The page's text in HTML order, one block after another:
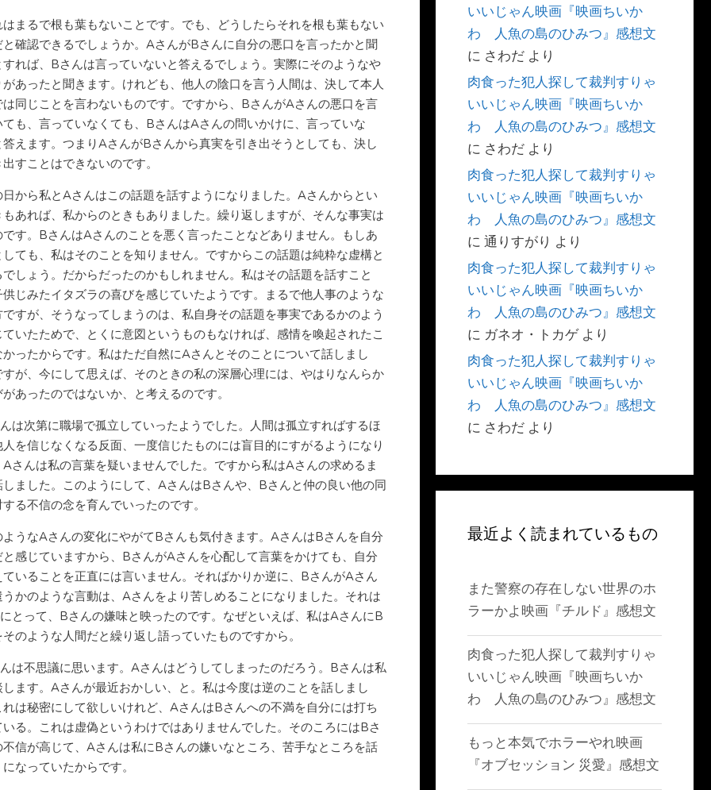
まるで根も葉もないことです。でも、どうしたらそれを根も葉もない
確認できるでしょうか。AさんがBさんに自分の悪口を言ったかと聞
れば、Bさんは言っていないと答えるでしょう。実際にそのようなや
あったと聞きます。けれども、他人の陰口を言う人間は、決して本人
は同じことを言わないものです。ですから、BさんがAさんの悪口を言
も、言っていなくても、BさんはAさんの問いかけに、言っていな
えます。つまりAさんがBさんから真実を引き出そうとしても、決し
すことはできないのです。
から私とAさんはこの話題を話すようになりました。Aさんからとい
あれば、私からのときもありました。繰り返しますが、そんな事実は
す。BさんはAさんのことを悪く言ったことなどありません。もしあ
ても、私はそのことを知りません。ですからこの話題は純粋な虚構と
しょう。だからだったのかもしれません。私はその話題を話すこと
じみたイタズラの喜びを感じていたようです。まるで他人事のような
すが、そうなってしまうのは、私自身その話題を事実であるかのよう
いたためで、とくに意図というものもなければ、感情を喚起されたこ
ったからです。私はただ自然にAさんとそのことについて話しまし
が、今にして思えば、そのときの私の深層心理には、やはりなんらか
あったのではないか、と考えるのです。
次第に職場で孤立していったようでした。人間は孤立すればするほ
を信じなくなる反面、一度信じたものには盲目的にすがるようになり
さんは私の言葉を疑いませんでした。ですから私はAさんの求めるま
しました。このようにして、AさんはBさんや、Bさんと仲の良い他の同
る不信の念を育んでいったのです。
うなAさんの変化にやがてBさんも気付きます。AさんはBさんを自分
感じていますから、BさんがAさんを心配して言葉をかけても、自分
いることを正直には言いません。そればかりか逆に、BさんがAさん
かのような言動は、Aさんをより苦しめることになりました。それは
とって、Bさんの嫌味と映ったのです。なぜといえば、私はAさんにB
のような人間だと繰り返し語っていたものですから。
不思議に思います。Aさんはどうしてしまったのだろう。Bさんは私
ます。Aさんが最近おかしい、と。私は今度は逆のことを話しまし
は秘密にして欲しいけれど、AさんはBさんへの不満を自分には打ち
る。これは虚偽というわけではありませんでした。そのころにはBさ
不信が高じて、Aさんは私にBさんの嫌いなところ、苦手なところを話
なっていたからです。
いいじゃん映画『映画ちいか
わ 人魚の島のひみつ』感想文
に さわだ より
肉食った犯人探して裁判すりゃ
いいじゃん映画『映画ちいか
わ 人魚の島のひみつ』感想文
に さわだ より
肉食った犯人探して裁判すりゃ
いいじゃん映画『映画ちいか
わ 人魚の島のひみつ』感想文
に 通りすがり より
肉食った犯人探して裁判すりゃ
いいじゃん映画『映画ちいか
わ 人魚の島のひみつ』感想文
に ガネオ・トカゲより
肉食った犯人探して裁判すりゃ
いいじゃん映画『映画ちいか
わ 人魚の島のひみつ』感想文
に さわだ より
最近よく読まれているもの
また警察の存在しない世界のホ
ラーかよ映画『チルド』感想文
肉食った犯人探して裁判すりゃ
いいじゃん映画『映画ちいか
わ 人魚の島のひみつ』感想文
もっと本気でホラーやれ映画
『オブセッション 災愛』感想文